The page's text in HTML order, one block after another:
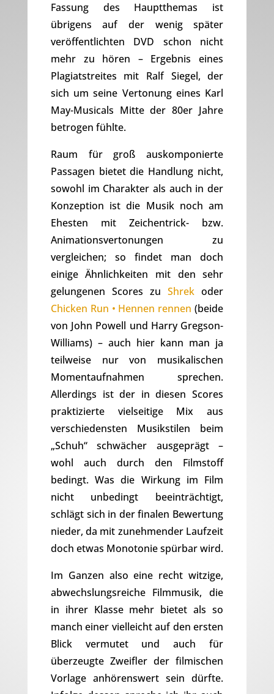
Fassung des Hauptthemas ist
übrigens auf der wenig später
veröffentlichten DVD schon nicht
mehr zu hören – Ergebnis eines
Plagiatstreites mit Ralf Siegel, der
sich um seine Vertonung eines Karl
May-Musicals Mitte der 80er Jahre
betrogen fühlte.
Raum für groß auskomponierte
Passagen bietet die Handlung nicht,
sowohl im Charakter als auch in der
Konzeption ist die Musik noch am
Ehesten mit Zeichentrick- bzw.
Animationsvertonungen zu
vergleichen; so findet man doch
einige Ähnlichkeiten mit den sehr
gelungenen Scores zuShrek oder
Chicken Run • Hennen rennen (beide
von John Powell und Harry Gregson-
Williams) – auch hier kann man ja
teilweise nur von musikalischen
Momentaufnahmen sprechen.
Allerdings ist der in diesen Scores
praktizierte vielseitige Mix aus
verschiedensten Musikstilen beim
„Schuh“ schwächer ausgeprägt –
wohl auch durch den Filmstoff
bedingt. Was die Wirkung im Film
nicht unbedingt beeinträchtigt,
schlägt sich in der finalen Bewertung
nieder, da mit zunehmender Laufzeit
doch etwas Monotonie spürbar wird.
Im Ganzen also eine recht witzige,
abwechslungsreiche Filmmusik, die
in ihrer Klasse mehr bietet als so
manch einer vielleicht auf den ersten
Blick vermutet und auch für
überzeugte Zweifler der filmischen
Vorlage anhörenswert sein dürfte.